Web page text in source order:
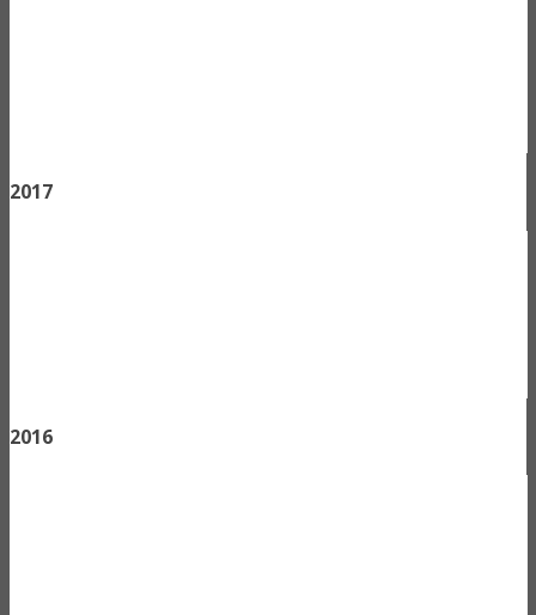
2017
2016